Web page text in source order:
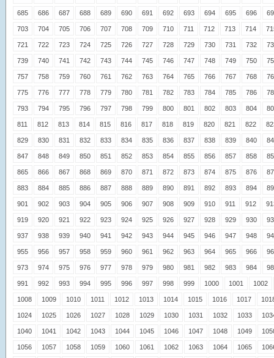
685 686 687 688 689 690 691 692 693 694 695 696
703 704 705 706 707 708 709 710 711 712 713 714
721 722 723 724 725 726 727 728 729 730 731 732
739 740 741 742 743 744 745 746 747 748 749 750
757 758 759 760 761 762 763 764 765 766 767 768
775 776 777 778 779 780 781 782 783 784 785 786
793 794 795 796 797 798 799 800 801 802 803 804
811 812 813 814 815 816 817 818 819 820 821 822
829 830 831 832 833 834 835 836 837 838 839 840
847 848 849 850 851 852 853 854 855 856 857 858
865 866 867 868 869 870 871 872 873 874 875 876
883 884 885 886 887 888 889 890 891 892 893 894
901 902 903 904 905 906 907 908 909 910 911 912
919 920 921 922 923 924 925 926 927 928 929 930
937 938 939 940 941 942 943 944 945 946 947 948
955 956 957 958 959 960 961 962 963 964 965 966
973 974 975 976 977 978 979 980 981 982 983 984
991 992 993 994 995 996 997 998 999 1000 1001 1002
1008 1009 1010 1011 1012 1013 1014 1015 1016 1017
1024 1025 1026 1027 1028 1029 1030 1031 1032 1033
1040 1041 1042 1043 1044 1045 1046 1047 1048 1049
1056 1057 1058 1059 1060 1061 1062 1063 1064 1065